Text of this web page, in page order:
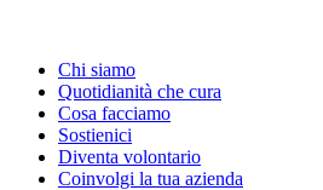
Chi siamo
Quotidianità che cura
Cosa facciamo
Sostienici
Diventa volontario
Coinvolgi la tua azienda